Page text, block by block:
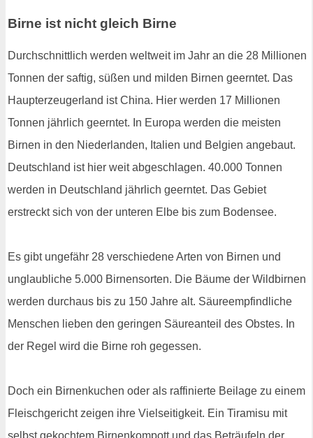
Birne ist nicht gleich Birne
Durchschnittlich werden weltweit im Jahr an die 28 Millionen
Tonnen der saftig, süßen und milden Birnen geerntet. Das
Haupterzeugerland ist China. Hier werden 17 Millionen
Tonnen jährlich geerntet. In Europa werden die meisten
Birnen in den Niederlanden, Italien und Belgien angebaut.
Deutschland ist hier weit abgeschlagen. 40.000 Tonnen
werden in Deutschland jährlich geerntet. Das Gebiet
erstreckt sich von der unteren Elbe bis zum Bodensee.
Es gibt ungefähr 28 verschiedene Arten von Birnen und
unglaubliche 5.000 Birnensorten. Die Bäume der Wildbirnen
werden durchaus bis zu 150 Jahre alt. Säureempfindliche
Menschen lieben den geringen Säureanteil des Obstes. In
der Regel wird die Birne roh gegessen.
Doch ein Birnenkuchen oder als raffinierte Beilage zu einem
Fleischgericht zeigen ihre Vielseitigkeit. Ein Tiramisu mit
selbst gekochtem Birnenkompott und das Beträufeln der